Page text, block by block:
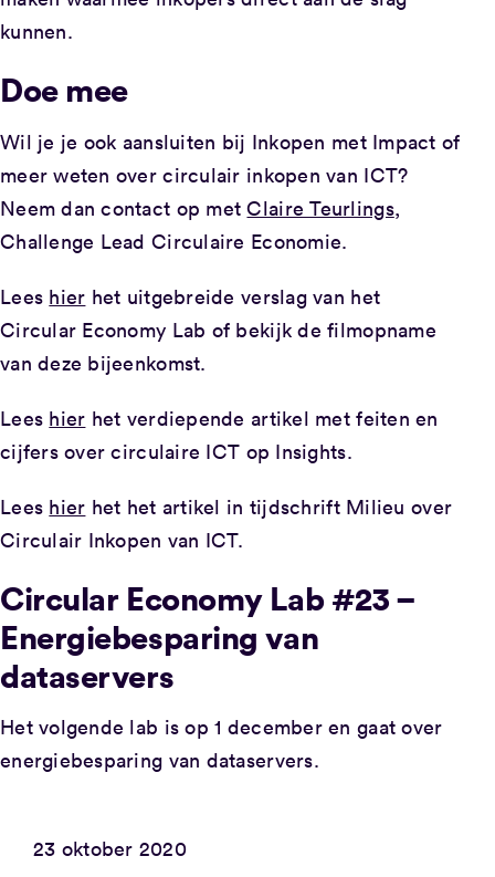
kunnen.
Doe mee
Wil je je ook aansluiten bij Inkopen met Impact of
meer weten over circulair inkopen van ICT?
Neem dan contact op metClaire Teurlings,
Challenge Lead Circulaire Economie.
Lees hier het uitgebreide verslag van het
Circular Economy Lab of bekijk de filmopname
van deze bijeenkomst.
Lees hier het verdiepende artikel met feiten en
cijfers over circulaire ICT op Insights.
Lees hier het het artikel in tijdschrift Milieu over
Circulair Inkopen van ICT.
Circular Economy Lab #23 –
Energiebesparing van
dataservers
Het volgende lab is op 1 december en gaat over
energiebesparing van dataservers.
23 oktober 2020